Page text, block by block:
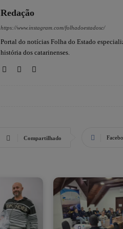
Redação
https://www.instagram.com/folhadoestadosc/
Portal do notícias Folha do Estado
história dos catarinenses.
Compartilhado